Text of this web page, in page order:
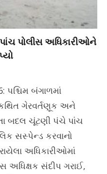
પોલીસ અધિકારીઓને
પશ્ચિમ બંગાળમાં
કથિત ગેરવર્તણૂક અને
બદલ ચૂંટણી પંચે પાંચ
સસ્પેન્ડ કરવાનો
અધિકારીઓમાં
અધિક્ષક સંદીપ ગરાઈ,